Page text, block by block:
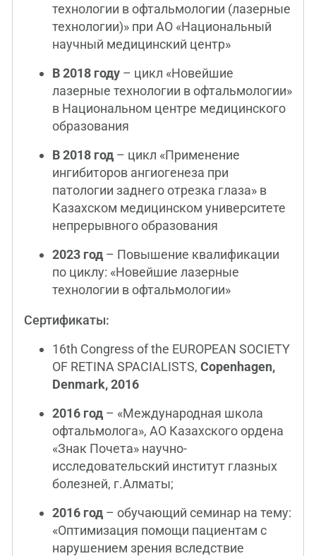
технологии в офтальмологии (лазерные
технологии)» при АО «Национальный
научный медицинский центр»
В 2018 году– цикл «Новейшие
лазерные технологии в офтальмологии»
в Национальном центре медицинского
образования
В 2018 год– цикл «Применение
ингибиторов ангиогенеза при
патологии заднего отрезка глаза» в
Казахском медицинском университете
непрерывного образования
2023 год– Повышение квалификации
по циклу: «Новейшие лазерные
технологии в офтальмологии»
Сертификаты:
16th Congress of the EUROPEAN SOCIETY
OF RETINA SPACIALISTS, Copenhagen,
Denmark, 2016
2016 год– «Международная школа
офтальмолога», АО Казахского ордена
«Знак Почета» научно-
исследовательский институт глазных
болезней, г.Алматы;
2016 год– обучающий семинар на тему:
«Оптимизация помощи пациентам с
нарушением зрения вследствие